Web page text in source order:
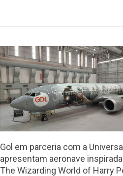
Gol em parceria com a
apresentam aeronave
The Wizarding World of Harry